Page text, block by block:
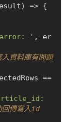
error: ' , er
資料庫有問題
==
傳寫入id